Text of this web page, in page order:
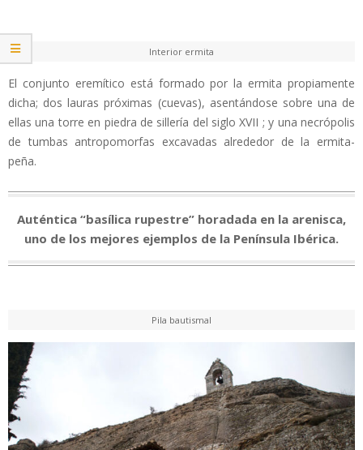
Interior ermita
El conjunto eremítico está formado por la ermita propiamente
dicha; dos lauras próximas (cuevas), asentándose sobre una de
ellas una torre en piedra de sillería del siglo XVII ; y una necrópolis
de tumbas antropomorfas excavadas alrededor de la ermita-
peña.
Auténtica “basílica rupestre” horadada en la arenisca,
uno de los mejores ejemplos de la Península Ibérica.
Pila bautismal